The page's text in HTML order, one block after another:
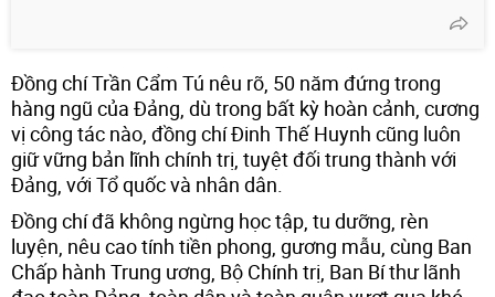
Đồng chí Trần Cẩm Tú nêu rõ, 50 năm đứng trong
hàng ngũ của Đảng, dù trong bất kỳ hoàn cảnh, cương
vị công tác nào, đồng chí Đinh Thế Huynh cũng luôn
giữ vững bản lĩnh chính trị, tuyệt đối trung thành với
Đảng, với Tổ quốc và nhân dân.
Đồng chí đã không ngừng học tập, tu dưỡng, rèn
luyện, nêu cao tính tiền phong, gương mẫu, cùng Ban
Chấp hành Trung ương, Bộ Chính trị, Ban Bí thư lãnh